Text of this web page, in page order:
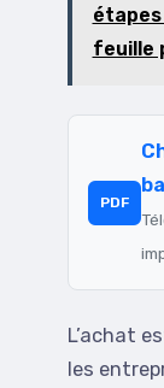
feuille
PDF
L’achat
les